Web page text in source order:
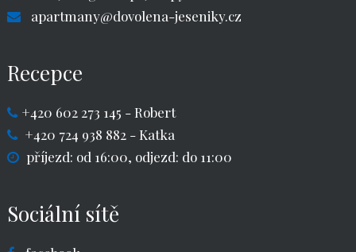
apartmany@dovolena-jeseniky.cz
Recepce
+420 602 273 145 - Robert
+420 724 938 882 - Katka
příjezd: od 16:00, odjezd: do 11:00
Sociální sítě